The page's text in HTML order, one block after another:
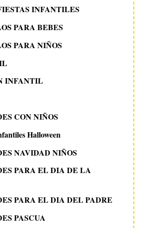
INFANTILES
PARA BEBES
PARA NIÑOS
INFANTIL
CON NIÑOS
Halloween
NAVIDAD NIÑOS
PARA EL DIA DE LA
PARA EL DIA DEL PADRE
PASCUA